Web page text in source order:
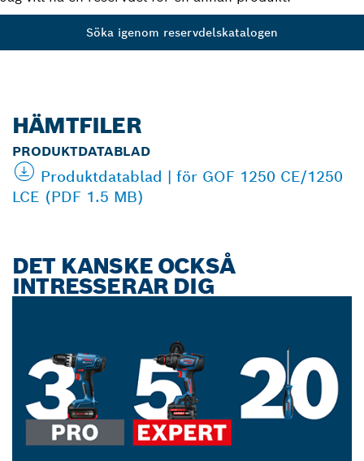
Söka igenom reservdelskatalogen
HÄMTFILER
PRODUKTDATABLAD
Produktdatablad | för GOF 1250 CE/1250
LCE (PDF 1.5 MB)
DET KANSKE OCKSÅ
INTRESSERAR DIG